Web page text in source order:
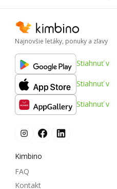
Najnovšie letáky, ponuky a zľavy
Stiahnuť v
Stiahnuť v
Stiahnuť v
Kimbino
FAQ
Kontakt